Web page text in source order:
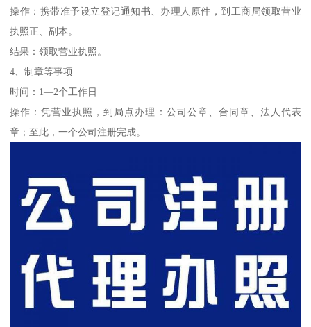
操作：携带准予设立登记通知书、办理人原件，到工商局领取营业
执照正、副本。
结果：领取营业执照。
4、制章等事项
时间：1—2个工作日
操作：凭营业执照，到局点办理：公司公章、合同章、法人代表
章；至此，一个公司注册完成。